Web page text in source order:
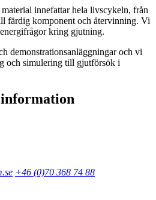
innefattar hela livscykeln, från
färdig komponent och återvinning. Vi
kring gjutning.
demonstrationsanläggningar och vi
och simulering till gjutförsök i
+46 (0)70 368 74 88